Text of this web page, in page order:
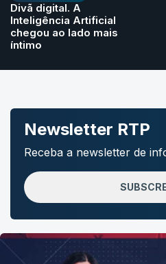
Divã digital. A
Inteligência Artificial
chegou ao lado mais
íntimo
Newsletter RTP
Receba a newsletter de